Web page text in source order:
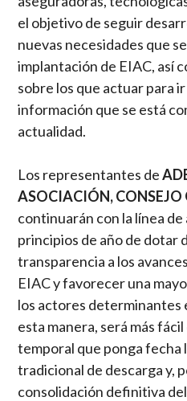
el objetivo de seguir
nuevas necesidades que
implantación de EIAC, así
sobre los que actuar para
información que se está
actualidad.
Los representantes de
ASOCIACIÓN, CONSEJO
continuarán con la línea
principios de año de dotar
transparencia a los
EIAC y favorecer una
los actores determinantes
esta manera, será más
temporal que ponga fecha
tradicional de descarga y,
consolidación definitiva